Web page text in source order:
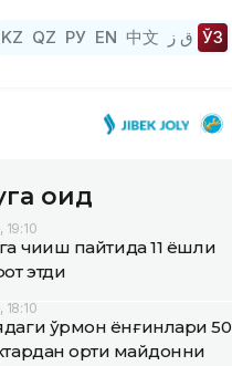
KZ QZ РУ EN 中文 ق ز ЎЗ
оид
19:10
чиқиш пайтида 11 ёшли
этди
18:10
ўрмон ёнғинлари 50
ортиқ майдонни